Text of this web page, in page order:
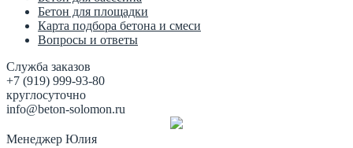
Бетон для площадки
Карта подбора бетона и смеси
Вопросы и ответы
Служба заказов
+7 (919) 999-93-80
круглосуточно
info@beton-solomon.ru
Менеджер Юлия